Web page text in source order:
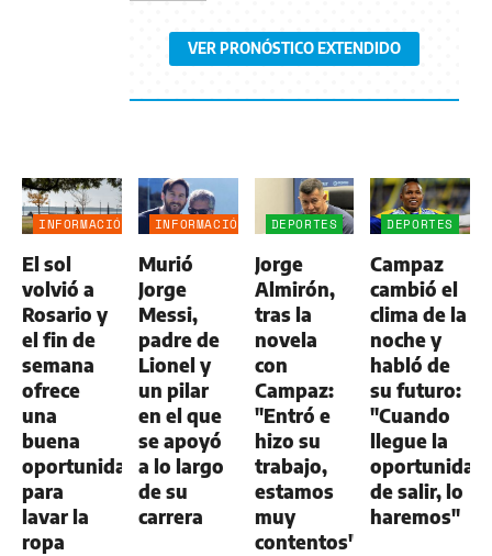
VER PRONÓSTICO EXTENDIDO
INFORMACIÓN
El sol
volvió a
Rosario y
el fin de
semana
ofrece
una
buena
oportunidad
para
lavar la
ropa
INFORMACIÓN
Murió
Jorge
Messi,
padre de
Lionel y
un pilar
en el que
se apoyó
a lo largo
de su
carrera
DEPORTES
Jorge
Almirón,
tras la
novela
con
Campaz:
"Entró e
hizo su
trabajo,
estamos
muy
contentos"
DEPORTES
Campaz
cambió el
clima de la
noche y
habló de
su futuro:
"Cuando
llegue la
oportunidad
de salir, lo
haremos"